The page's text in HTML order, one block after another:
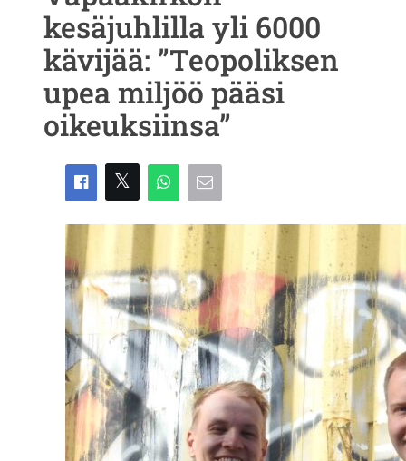
kesäjuhlilla yli 6000
kävijää: ”Teopoliksen
upea miljöö pääsi
oikeuksiinsa”